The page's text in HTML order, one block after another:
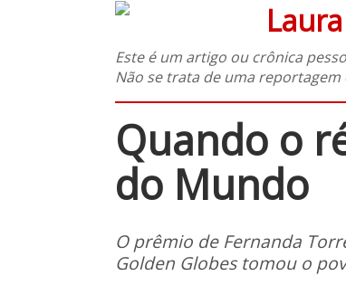
Este é um artigo ou crônica
Não se trata de uma
Quando o
do Mundo
O prêmio de Fernanda
Golden Globes tomou o